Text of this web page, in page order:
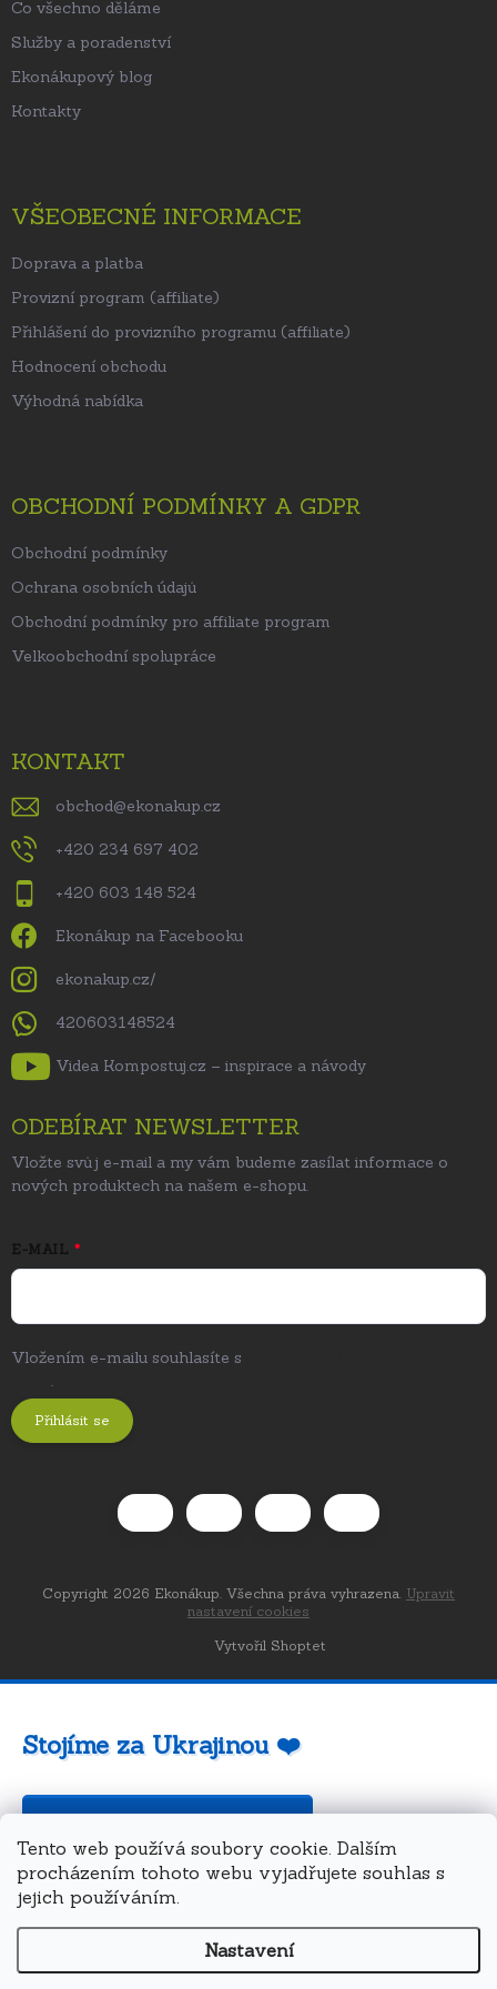
Tento web používá soubory cookie. Dalším
procházením tohoto webu vyjadřujete souhlas s
jejich používáním.
Nastavení
Co všechno děláme
Služby a poradenství
Ekonákupový blog
Kontakty
VŠEOBECNÉ INFORMACE
Doprava a platba
Provizní program (affiliate)
Přihlášení do provizního programu (affiliate)
Hodnocení obchodu
Výhodná nabídka
OBCHODNÍ PODMÍNKY A GDPR
Obchodní podmínky
Ochrana osobních údajů
Obchodní podmínky pro affiliate program
Velkoobchodní spolupráce
KONTAKT
obchod@ekonakup.cz
+420 234 697 402
+420 603 148 524
Ekonákup na Facebooku
ekonakup.cz/
420603148524
Videa Kompostuj.cz – inspirace a návody
ODEBÍRAT NEWSLETTER
Vložte svůj e-mail a my vám budeme zasílat informace o
nových produktech na našem e-shopu.
E-MAIL
Vložením e-mailu souhlasíte s
.
Přihlásit se
Vytvořil Shoptet
Copyright 2026 Ekonákup. Všechna práva vyhrazena. Upravit
nastavení cookies
Stojíme za Ukrajinou ❤️